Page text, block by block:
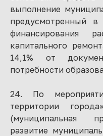
выполнение
предусмотренный
финансирования
капитального
14,1% от
потребности
24. По
территории
(муниципальная
развитие